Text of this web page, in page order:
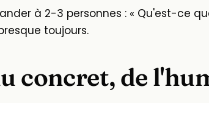
à 2-3 personnes : « Qu'est-ce
toujours.
concret, de